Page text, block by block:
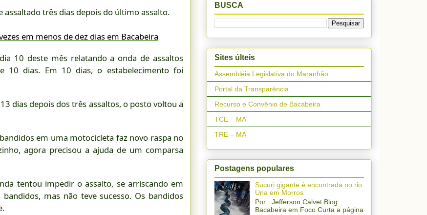
três dias depois do último assalto.
em menos de dez dias em Bacabeira
10 deste mês relatando a onda de assaltos
10 dias. Em 10 dias, o estabelecimento foi
dias depois dos três assaltos, o posto voltou a
em uma motocicleta faz novo raspa no
agora precisou a ajuda de um comparsa
tentou impedir o assalto, se arriscando em
mas não teve sucesso. Os bandidos
BUSCA
Sites últeis
Assembléia Legislativa do Maranhão
Portal da Transparência
Recurso e Convênio de Bacabeira
TCE – MA
TRE – MA
Postagens populares
Sucuri gigante é encontrada no rio
Una em Morros
Por Jefferson Calvet Blog
Bacabeira em Foco Curta a página